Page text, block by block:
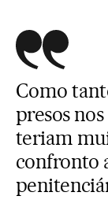
Como
presos
teriam
confronto